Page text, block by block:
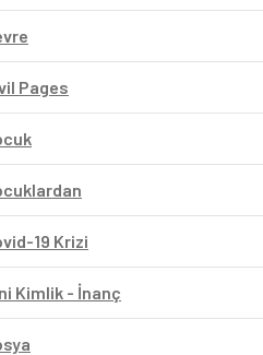
Pages
19 Krizi
Kimlik - İnanç